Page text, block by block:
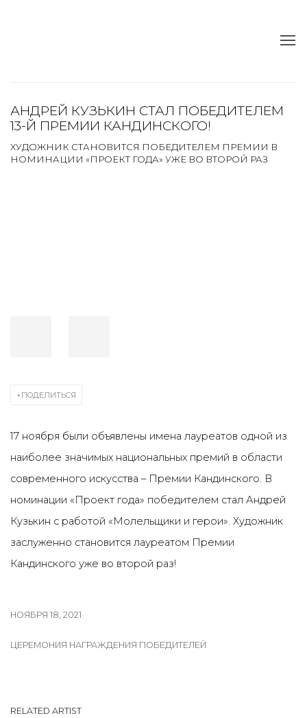
АНДРЕЙ КУЗЬКИН СТАЛ ПОБЕДИТЕЛЕМ
13-Й ПРЕМИИ КАНДИНСКОГО!
ХУДОЖНИК СТАНОВИТСЯ ПОБЕДИТЕЛЕМ ПРЕМИИ В
НОМИНАЦИИ «ПРОЕКТ ГОДА» УЖЕ ВО ВТОРОЙ РАЗ
ПОДЕЛИТЬСЯ
17 ноября были объявлены имена лауреатов одной из
наиболее значимых национальных премий в области
современного искусства – Премии Кандинского. В
номинации «Проект года» победителем стал Андрей
Кузькин с работой «Молельщики и герои». Художник
заслуженно становится лауреатом Премии
Кандинского уже во второй раз!
НОЯБРЯ 18, 2021
ЦЕРЕМОНИЯ НАГРАЖДЕНИЯ ПОБЕДИТЕЛЕЙ
RELATED ARTIST